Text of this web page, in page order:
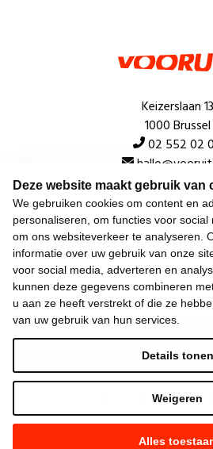
Deze website maakt gebruik van
We gebruiken cookies om content en
personaliseren, om functies voor social
om ons websiteverkeer te analyseren.
informatie over uw gebruik van onze
voor social media, adverteren en
kunnen deze gegevens combineren
u aan ze heeft verstrekt of die ze
van uw gebruik van hun services.
Alles
Weigeren
Details tonen
Keizerslaan 13
1000 Brussel
02 552 02
Snel
Over de
Algemeen
Laatste